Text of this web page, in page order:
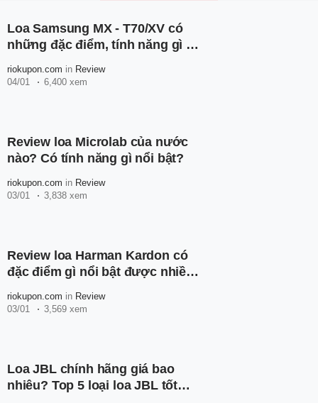
Loa Samsung MX - T70/XV có
những đặc điểm, tính năng gì nổi
riokupon.com in Review
04/01
6,400 xem
Review loa Microlab của nước
nào? Có tính năng gì nổi bật?
riokupon.com in Review
03/01
3,838 xem
Review loa Harman Kardon có
đặc điểm gì nổi bật được nhiều
riokupon.com in Review
03/01
3,569 xem
Loa JBL chính hãng giá bao
nhiêu? Top 5 loại loa JBL tốt